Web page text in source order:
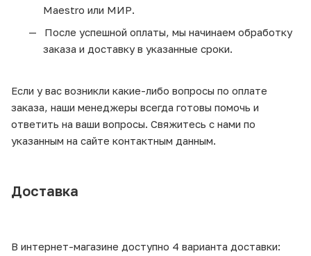
Maestro или МИР.
После успешной оплаты, мы начинаем обработку
заказа и доставку в указанные сроки.
Если у вас возникли какие-либо вопросы по оплате
заказа, наши менеджеры всегда готовы помочь и
ответить на ваши вопросы. Свяжитесь с нами по
указанным на сайте контактным данным.
Доставка
В интернет-магазине доступно 4 варианта доставки: